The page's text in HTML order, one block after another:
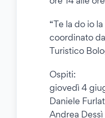
“Te la do io
coordinato
Turistico
Ospiti:
giovedì 4
Daniele
Andrea